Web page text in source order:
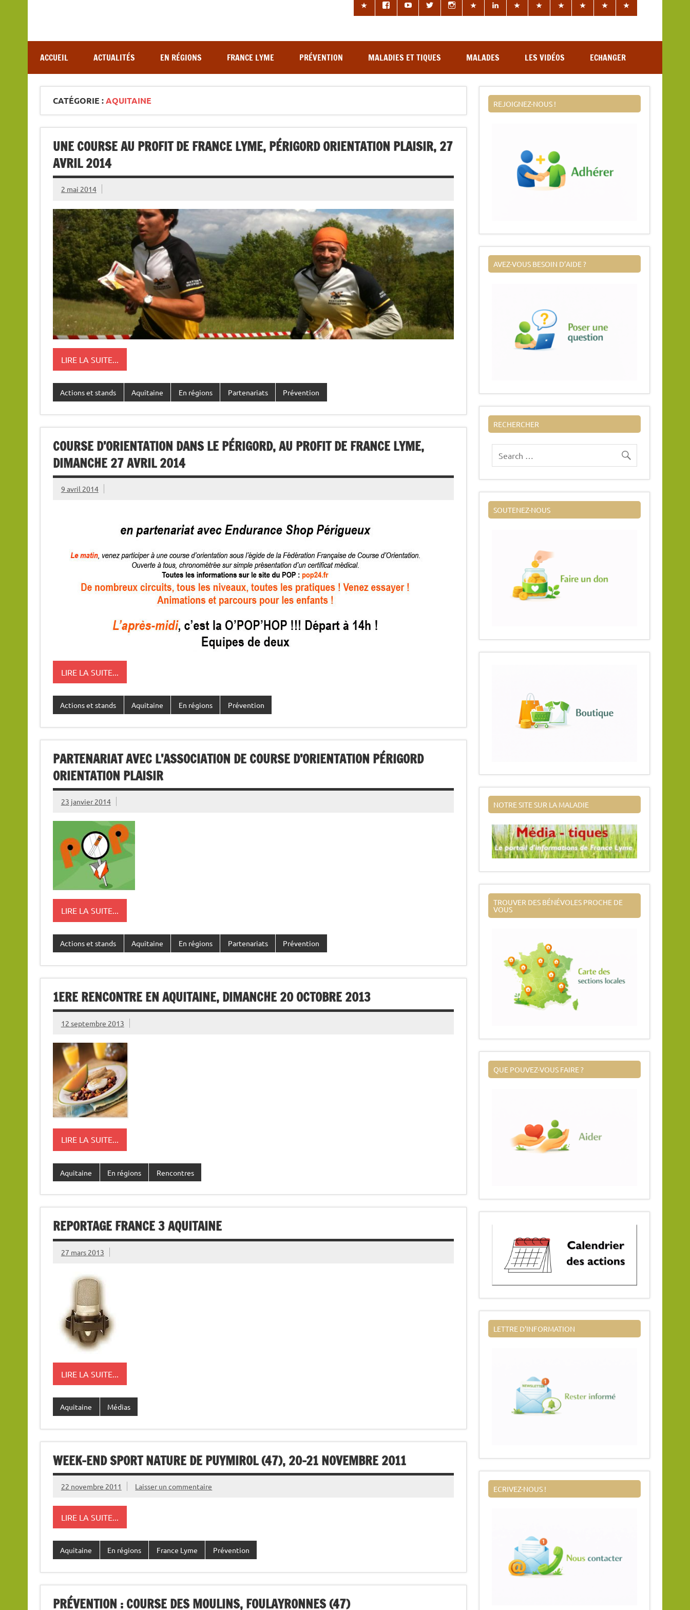
ACCUEIL ACTUALITÉS EN RÉGIONS FRANCE LYME PRÉVENTION MALADIES ET TIQUES MALADES LES VIDÉOS ECHANGER
CATÉGORIE :AQUITAINE
UNE COURSE AU PROFIT DE FRANCE LYME, PÉRIGORD ORIENTATION PLAISIR, 27
AVRIL 2014
2 mai 2014
LIRE LA SUITE...
Actions et stands Aquitaine En régions Partenariats Prévention
COURSE D’ORIENTATION DANS LE PÉRIGORD, AU PROFIT DE FRANCE LYME,
DIMANCHE 27 AVRIL 2014
9 avril 2014
LIRE LA SUITE...
Actions et stands Aquitaine En régions Prévention
PARTENARIAT AVEC L’ASSOCIATION DE COURSE D’ORIENTATION PÉRIGORD
ORIENTATION PLAISIR
23 janvier 2014
LIRE LA SUITE...
Actions et stands Aquitaine En régions Partenariats Prévention
1ERE RENCONTRE EN AQUITAINE, DIMANCHE 20 OCTOBRE 2013
12 septembre 2013
LIRE LA SUITE...
Aquitaine En régions Rencontres
REPORTAGE FRANCE 3 AQUITAINE
27 mars 2013
LIRE LA SUITE...
Aquitaine Médias
WEEK-END SPORT NATURE DE PUYMIROL (47), 20-21 NOVEMBRE 2011
22 novembre 2011 Laisser un commentaire
LIRE LA SUITE...
Aquitaine En régions France Lyme Prévention
PRÉVENTION : COURSE DES MOULINS, FOULAYRONNES (47)
REJOIGNEZ-NOUS !
AVEZ-VOUS BESOIN D’AIDE ?
RECHERCHER
SOUTENEZ-NOUS
NOTRE SITE SUR LA MALADIE
TROUVER DES BÉNÉVOLES PROCHE DE
VOUS
QUE POUVEZ-VOUS FAIRE ?
LETTRE D’INFORMATION
ECRIVEZ-NOUS !